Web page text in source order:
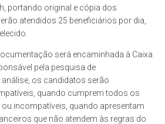
portando original e cópia dos
atendidos 25 beneficiários por dia,
será encaminhada à Caixa
pela pesquisa de
os candidatos serão
quando cumprem todos os
ou incompatíveis, quando apresentam
que não atendem às regras do